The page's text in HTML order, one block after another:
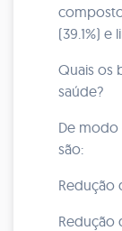
(39.1%) e
Quais os
saúde?
De modo
são:
Redução
Redução